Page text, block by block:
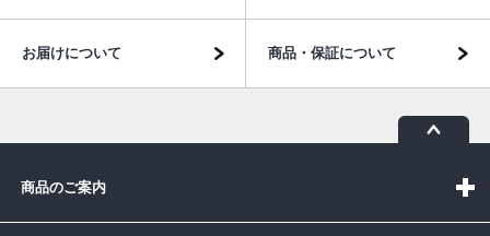
お届けについて 商品・保証について
商品のご案内